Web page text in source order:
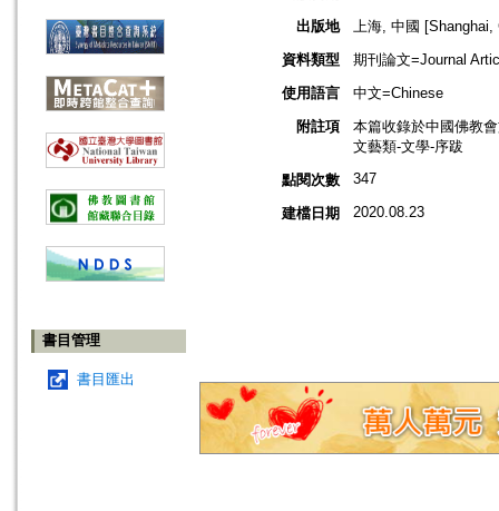
書目管理
書目匯出
出版地
上海, 中國 [Shanghai,
資料類型
期刊論文=Journal
使用語言
中文=Chinese
附註項
本篇收錄於中國佛教
文藝類-文學-序跋
點閱次數
347
建檔日期 2020.08.23